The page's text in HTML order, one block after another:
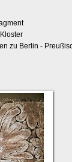
zu Berlin -